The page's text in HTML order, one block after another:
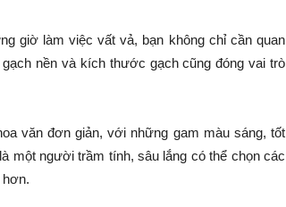
giờ làm việc vất vả, bạn không chỉ cần quan
nền và kích thước gạch cũng đóng vai trò
văn đơn giản, với những gam màu sáng, tốt
một người trầm tính, sâu lắng có thể chọn các
hơn.